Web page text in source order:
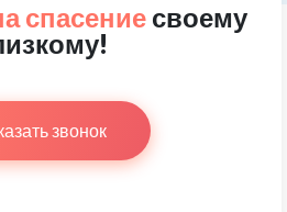
спасение своему
звонок